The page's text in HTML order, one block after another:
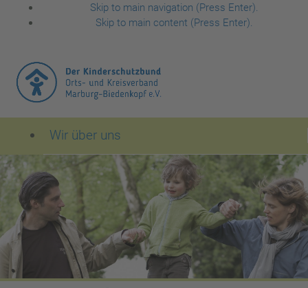
Skip to main navigation (Press Enter).
Skip to main content (Press Enter).
Wir über uns
Der Kinderschutzbund Orts- und Kreisverband
Leitbild des Kinderschutzbundes